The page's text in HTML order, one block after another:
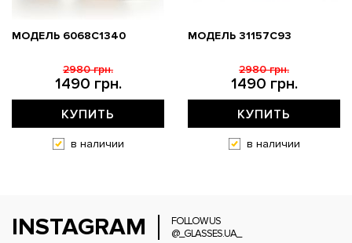
МОДЕЛЬ 6068C1340
1490 грн.
2980 грн.
КУПИТЬ
в наличии
МОДЕЛЬ 31157С93
1490 грн.
2980 грн.
КУПИТЬ
в наличии
INSTAGRAM
FOLLOW US
@_GLASSES.UA_